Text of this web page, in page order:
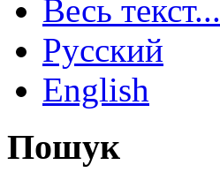
Весь текст...
Русский
English
Пошук